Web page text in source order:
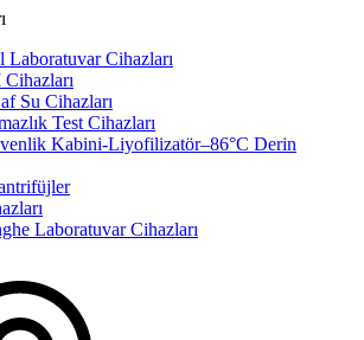
Laboratuvar Cihazları
Su Cihazları
Test Cihazları
Kabini-Liyofilizatör–86°C Derin
Laboratuvar Cihazları